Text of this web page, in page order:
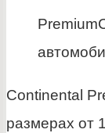
Continental
размерах от